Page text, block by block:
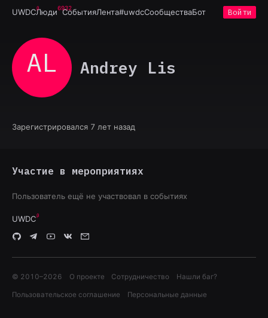
UWDCЛюди6932
СобытияЛента#uwdcСообществаБот Войти
AL Andrey Lis
Зарегистрировался 7 лет назад
Участие в мероприятиях
Пользователь ещё не участвовал в событиях
UWDC
© 2010–2026 О проекте Сотрудничество Нашли баг?
Пользовательское соглашение Персональные данные